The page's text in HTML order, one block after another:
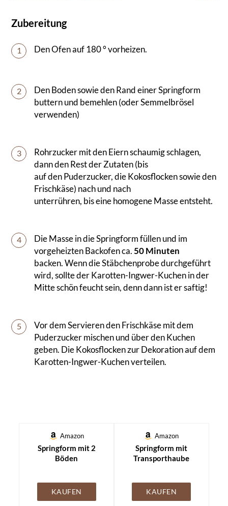
Zubereitung
1 Den Ofen auf 180 ° vorheizen.
2
Den Boden sowie den Rand einer Springform
buttern und bemehlen (oder Semmelbrösel
verwenden)
3
Rohrzucker mit den Eiern schaumig schlagen,
dann den Rest der Zutaten (bis
auf den Puderzucker, die Kokosflocken sowie den
Frischkäse) nach und nach
unterrühren, bis eine homogene Masse entsteht.
4
Die Masse in die Springform füllen und im
vorgeheizten Backofen ca.50 Minuten
backen. Wenn die Stäbchenprobe durchgeführt
wird, sollte der Karotten-Ingwer-Kuchen in der
Mitte schön feucht sein, denn dann ist er saftig!
5
Vor dem Servieren den Frischkäse mit dem
Puderzucker mischen und über den Kuchen
geben. Die Kokosflocken zur Dekoration auf dem
Karotten-Ingwer-Kuchen verteilen.
Amazon
Springform mit 2
Böden
KAUFEN
Amazon
Springform mit
Transporthaube
KAUFEN